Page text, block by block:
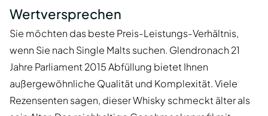
Wertversprechen
Sie möchten das beste Preis-Leistungs-Verhältnis,
wenn Sie nach Single Malts suchen. Glendronach 21
Jahre Parliament 2015 Abfüllung bietet Ihnen
außergewöhnliche Qualität und Komplexität. Viele
Rezensenten sagen, dieser Whisky schmeckt älter als